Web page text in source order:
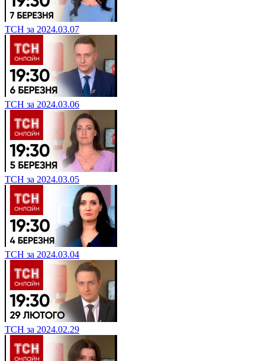
ТСН за 2024.03.07
ТСН за 2024.03.06
ТСН за 2024.03.05
ТСН за 2024.03.04
ТСН за 2024.02.29